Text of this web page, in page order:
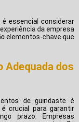
é essencial considerar
da empresa
elementos-chave que
Adequada dos
de guindaste é
crucial para garantir
prazo. Empresas